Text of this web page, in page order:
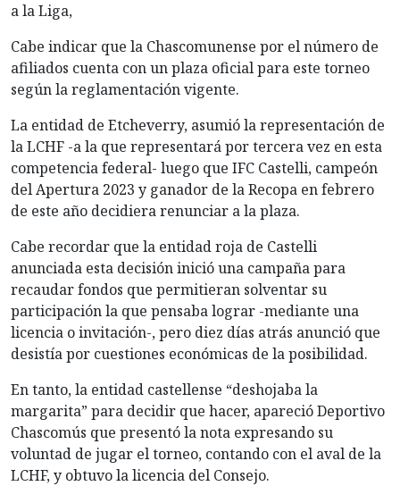
a la Liga,
Cabe indicar que la Chascomunense por el número de
afiliados cuenta con un plaza oficial para este torneo
según la reglamentación vigente.
La entidad de Etcheverry, asumió la representación de
la LCHF -a la que representará por tercera vez en esta
competencia federal- luego que IFC Castelli, campeón
del Apertura 2023 y ganador de la Recopa en febrero
de este año decidiera renunciar a la plaza.
Cabe recordar que la entidad roja de Castelli
anunciada esta decisión inició una campaña para
recaudar fondos que permitieran solventar su
participación la que pensaba lograr -mediante una
licencia o invitación-, pero diez días atrás anunció que
desistía por cuestiones económicas de la posibilidad.
En tanto, la entidad castellense “deshojaba la
margarita” para decidir que hacer, apareció Deportivo
Chascomús que presentó la nota expresando su
voluntad de jugar el torneo, contando con el aval de la
LCHF, y obtuvo la licencia del Consejo.